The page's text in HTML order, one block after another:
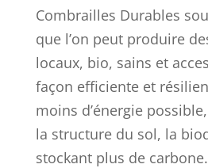
Combrailles Durables
que l’on peut produire
locaux, bio, sains et
façon efficiente et
moins d’énergie
la structure du sol, la
stockant plus de